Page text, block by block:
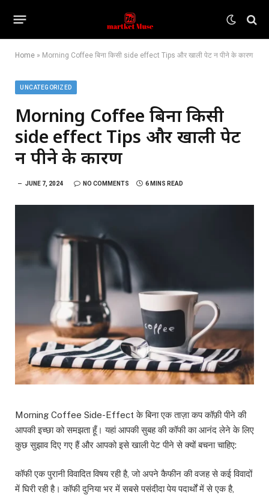
Home » Morning Coffee बिना किसी side effect Tips और खाली पेट न पीने के कारण
UNCATEGORIZED
Morning Coffee बिना किसी
side effect Tips और खाली पेट
न पीने के कारण
JUNE 7, 2024 NO COMMENTS 6 MINS READ
Morning Coffee Side-Effect के बिना एक ताज़ा कप कॉफ़ी पीने की
आपकी इच्छा को समझता हूँ। यहां आपकी सुबह की कॉफी का आनंद लेने के लिए
कुछ सुझाव दिए गए हैं और आपको इसे खाली पेट पीने से क्यों बचना चाहिए:
कॉफी एक पुरानी विवादित विषय रही है, जो अपने कैफीन की वजह से कई विवादों
में घिरी रही है। कॉफी दुनिया भर में सबसे पसंदीदा पेय पदार्थों में से एक है,